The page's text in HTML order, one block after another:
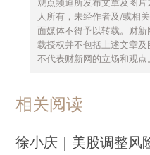
人所有，未经作者及/或相
面媒体不得予以转载。财
载授权并不包括上述文章及
不代表财新网的立场和观点。
相关阅读
徐小庆｜美股调整风